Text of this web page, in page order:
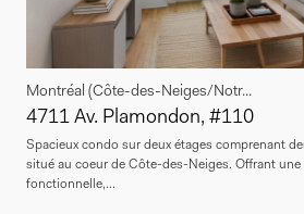
Montréal (Côte-des-Neiges/Notr...
4711 Av. Plamondon, #110
Spacieux condo sur deux étages comprenant
situé au coeur de Côte-des-Neiges. Offrant
fonctionnelle,...